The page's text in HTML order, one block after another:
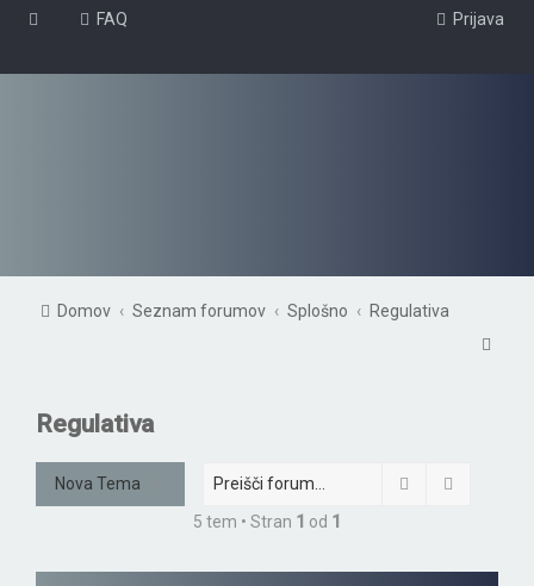
FAQ Prijava
Domov Seznam forumov Splošno
Regulativa
Regulativa
Nova Tema Iskanje
5 tem • Stran 1 od 1